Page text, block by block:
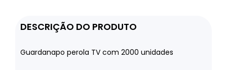
DESCRIÇÃO DO PRODUTO
Guardanapo perola TV com 2000 unidades